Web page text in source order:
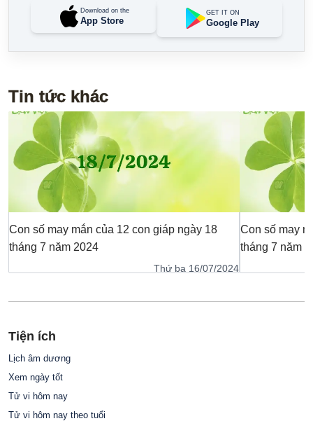
Download on the
App Store
GET IT ON
Google Play
Tin tức khác
Con số may mắn của 12 con giáp ngày 18
tháng 7 năm 2024
Thứ ba 16/07/2024
Con số may
tháng 7 năm
Tiện ích
Lịch âm dương
Xem ngày tốt
Tử vi hôm nay
Tử vi hôm nay theo tuổi